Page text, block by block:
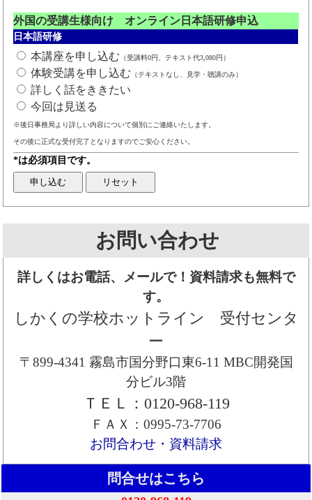
外国の受講生様向け オンライン日本語研修申込
日本語研修
本講座を申し込む （受講料0円、テキスト代3,080円）
体験受講を申し込む （テキストなし、見学・聴講のみ）
詳しく話をききたい
今回は見送る
※後日事務局より詳しい内容について個別にご連絡いたします。
その後に正式な受付完了となりますのでご安心ください。
*は必須項目です。
お問い合わせ
詳しくはお電話、メールで！資料請求も無料で
す。
しかくの学校ホットライン 受付センタ
ー
〒899-4341 霧島市国分野口東6-11 MBC開発国
分ビル3階
ＴＥＬ：0120-968-119
ＦＡＸ：0995-73-7706
お問合わせ・資料請求
問合せはこちら